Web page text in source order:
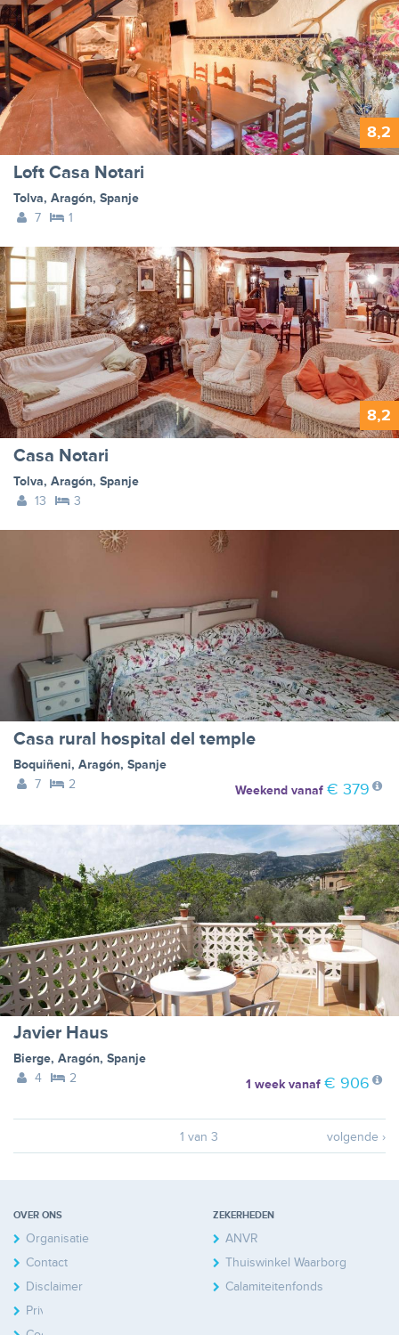
8,2
Loft Casa Notari
Tolva, Aragón, Spanje
7
1
8,2
Casa Notari
Tolva, Aragón, Spanje
13
3
Casa rural hospital del temple
Boquiñeni, Aragón, Spanje
7
2 Weekendvanaf € 379
Javier Haus
Bierge, Aragón, Spanje
4
2 1 weekvanaf € 906
1 van 3 volgende ›
OVER ONS
Organisatie
Contact
Disclaimer
Privacy
ZEKERHEDEN
ANVR
Thuiswinkel Waarborg
Calamiteitenfonds